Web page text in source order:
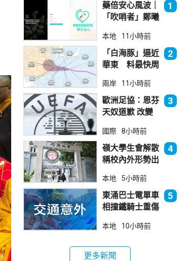
藥倍安心風波｜
「吹哨者」鄭曦
進行刑事調查
1
本地 11小時前
「白海豚」逼近
華東 料最快周
2
兩岸 11小時前
歐洲足協：恩芬
天奴道歉 改變
立場
3
國際 8小時前
嶺大學生會解散
稱校內外形勢出
4
本地 5小時前
東涌巴士電單車
相撞鐵騎士重傷
被捕
5
本地 10小時前
更多新聞